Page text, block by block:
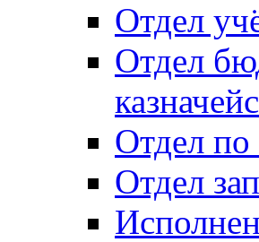
Отдел
Отдел
Отдел по
Отдел